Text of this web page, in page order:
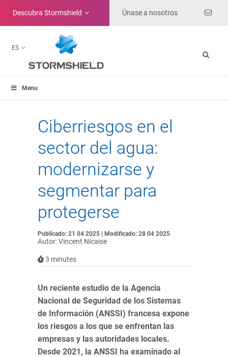
Descubra Stormshield Únase a nosotros
ES
Menu
Ciberriesgos en el
sector del agua:
modernizarse y
segmentar para
protegerse
Publicado: 21 04 2025 | Modificado: 28 04 2025
Autor: Vincent Nicaise
3 minutes
Un reciente estudio de la Agencia
Nacional de Seguridad de los Sistemas
de Información (ANSSI) francesa expone
los riesgos a los que se enfrentan las
empresas y las autoridades locales.
Desde 2021, la ANSSI ha examinado al